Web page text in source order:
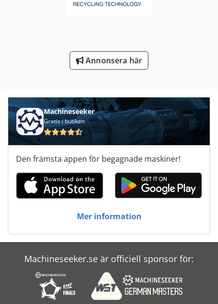
Ved-Begäranden
Annonsera här
Machineseeker
Gratis i butiken
Den främsta appen för begagnade maskiner!
Mer information
Machineseeker.se är officiell sponsor för: